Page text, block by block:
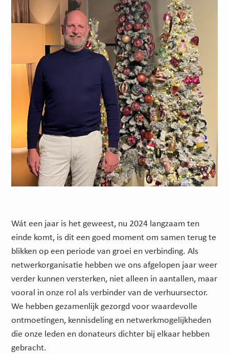
Wát een jaar is het geweest, nu 2024 langzaam ten
einde komt, is dit een goed moment om samen terug te
blikken op een periode van groei en verbinding. Als
netwerkorganisatie hebben we ons afgelopen jaar weer
verder kunnen versterken, niet alleen in aantallen, maar
vooral in onze rol als verbinder van de verhuursector.
We hebben gezamenlijk gezorgd voor waardevolle
ontmoetingen, kennisdeling en netwerkmogelijkheden
die onze leden en donateurs dichter bij elkaar hebben
gebracht.